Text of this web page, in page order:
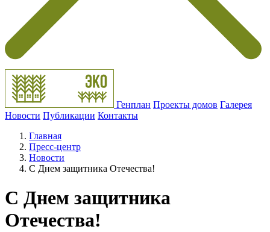
Генплан Проекты домов Галерея
Новости Публикации Контакты
Главная
Пресс-центр
Новости
С Днем защитника Отечества!
С Днем защитника
Отечества!